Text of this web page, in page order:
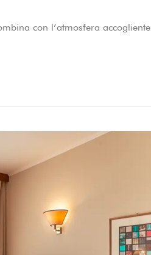
con l’atmosfera accogliente